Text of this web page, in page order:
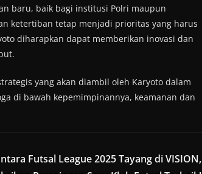
baru, baik bagi institusi Polri maupun
ketertiban tetap menjadi prioritas yang harus
diharapkan dapat memberikan inovasi dan
yang akan diambil oleh Karyoto dalam
di bawah kepemimpinannya, keamanan dan
Futsal League 2025 Tayang di VISION,